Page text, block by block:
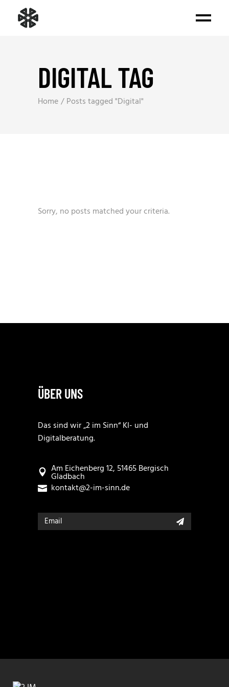
DIGITAL TAG
Home Posts tagged "Digital"
Sorry, no posts matched your criteria.
ÜBER UNS
Das sind wir „2 im Sinn“ KI- und
Digitalberatung.
Am Eichenberg 12, 51465 Bergisch
Gladbach
kontakt@2-im-sinn.de